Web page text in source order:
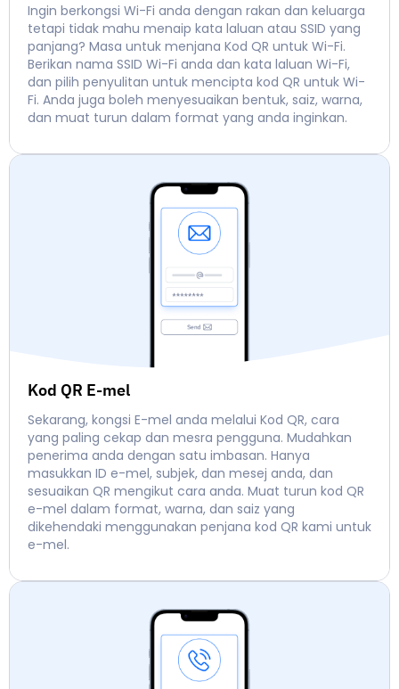
Ingin berkongsi Wi-Fi anda dengan rakan dan keluarga
tetapi tidak mahu menaip kata laluan atau SSID yang
panjang? Masa untuk menjana Kod QR untuk Wi-Fi.
Berikan nama SSID Wi-Fi anda dan kata laluan Wi-Fi,
dan pilih penyulitan untuk mencipta kod QR untuk Wi-
Fi. Anda juga boleh menyesuaikan bentuk, saiz, warna,
dan muat turun dalam format yang anda inginkan.
Kod QR E-mel
Sekarang, kongsi E-mel anda melalui Kod QR, cara
yang paling cekap dan mesra pengguna. Mudahkan
penerima anda dengan satu imbasan. Hanya
masukkan ID e-mel, subjek, dan mesej anda, dan
sesuaikan QR mengikut cara anda. Muat turun kod QR
e-mel dalam format, warna, dan saiz yang
dikehendaki menggunakan penjana kod QR kami untuk
e-mel.